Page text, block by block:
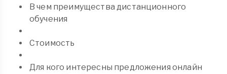
В чем преимущества дистанционного
обучения
Стоимость
Для кого интересны предложения онлайн